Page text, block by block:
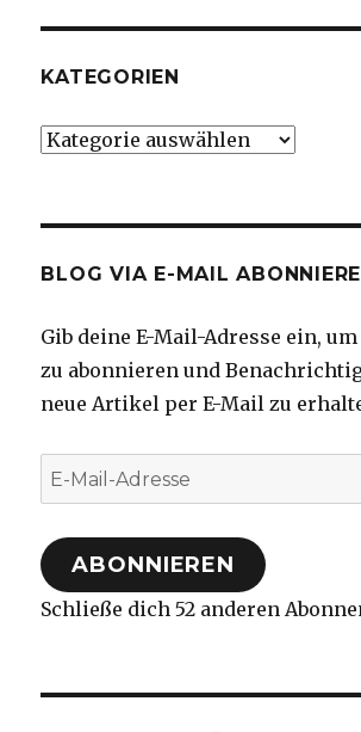
KATEGORIEN
Kategorien
BLOG VIA E-MAIL
Gib deine E-Mail-Adresse ein,
zu abonnieren und
neue Artikel per E-Mail zu
E-
Mail-
Adresse
ABONNIEREN
Schließe dich 52 anderen